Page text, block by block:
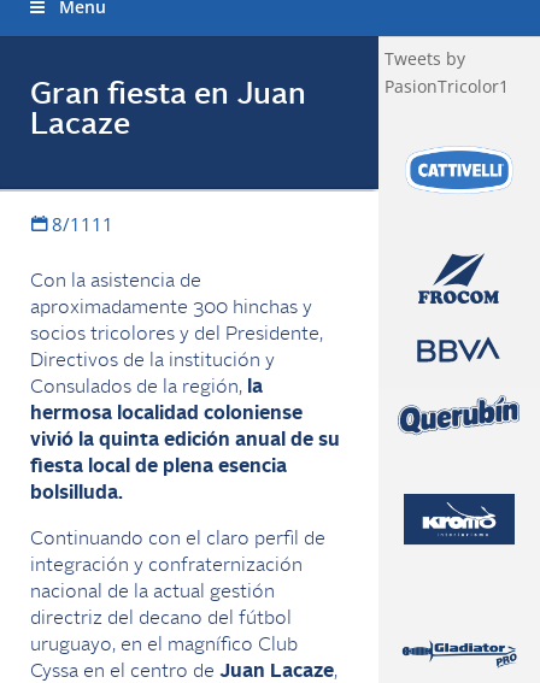
Menu
Gran fiesta en Juan
Lacaze
8/1111
Con la asistencia de
aproximadamente 300 hinchas y
socios tricolores y del Presidente,
Directivos de la institución y
Consulados de la región, la
hermosa localidad coloniense
vivió la quinta edición anual de su
fiesta local de plena esencia
bolsilluda.
Continuando con el claro perfil de
integración y confraternización
nacional de la actual gestión
directriz del decano del fútbol
uruguayo, en el magnífico Club
Cyssa en el centro de Juan Lacaze,
Tweets by
PasionTricolor1